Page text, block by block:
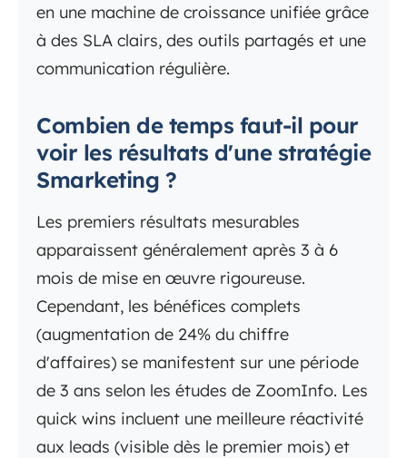
en une machine de croissance unifiée grâce
à des SLA clairs, des outils partagés et une
communication régulière.
Combien de temps faut-il pour
voir les résultats d'une stratégie
Smarketing ?
Les premiers résultats mesurables
apparaissent généralement après 3 à 6
mois de mise en œuvre rigoureuse.
Cependant, les bénéfices complets
(augmentation de 24% du chiffre
d'affaires) se manifestent sur une période
de 3 ans selon les études de ZoomInfo. Les
quick wins incluent une meilleure réactivité
aux leads (visible dès le premier mois) et